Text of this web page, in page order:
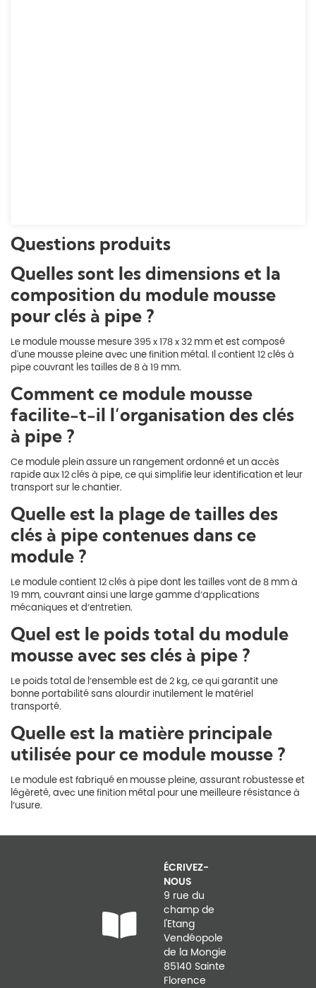
Questions produits
Quelles sont les dimensions et la
composition du module mousse
pour clés à pipe ?
Le module mousse mesure 395 x 178 x 32 mm et est composé
d'une mousse pleine avec une finition métal. Il contient 12 clés à
pipe couvrant les tailles de 8 à 19 mm.
Comment ce module mousse
facilite-t-il l’organisation des clés
à pipe ?
Ce module plein assure un rangement ordonné et un accès
rapide aux 12 clés à pipe, ce qui simplifie leur identification et leur
transport sur le chantier.
Quelle est la plage de tailles des
clés à pipe contenues dans ce
module ?
Le module contient 12 clés à pipe dont les tailles vont de 8 mm à
19 mm, couvrant ainsi une large gamme d’applications
mécaniques et d’entretien.
Quel est le poids total du module
mousse avec ses clés à pipe ?
Le poids total de l’ensemble est de 2 kg, ce qui garantit une
bonne portabilité sans alourdir inutilement le matériel
transporté.
Quelle est la matière principale
utilisée pour ce module mousse ?
Le module est fabriqué en mousse pleine, assurant robustesse et
légèreté, avec une finition métal pour une meilleure résistance à
l’usure.
ÉCRIVEZ-
NOUS
9 rue du
champ de
l'Etang
Vendéopole
de la Mongie
85140 Sainte
Florence